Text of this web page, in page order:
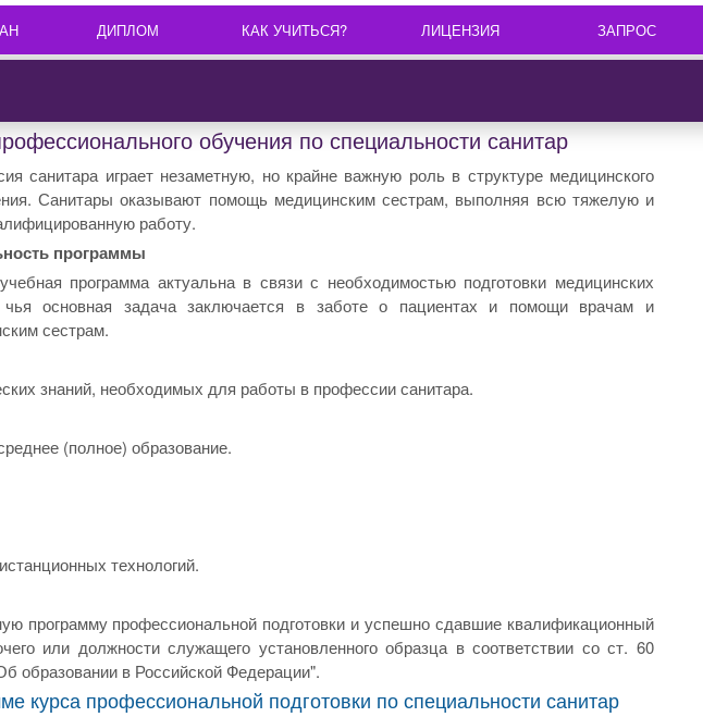
ДИПЛОМ КАК УЧИТЬСЯ? ЛИЦЕНЗИЯ ЗАПРОС
обучения по специальности санитар
санитара играет незаметную, но крайне важную роль в структуре медицинского
Санитары оказывают помощь медицинским сестрам, выполняя всю тяжелую и
работу.
программы
программа актуальна в связи с необходимостью подготовки медицинских
чья основная задача заключается в заботе о пациентах и помощи врачам и
сестрам.
знаний, необходимых для работы в профессии санитара.
(полное) образование.
технологий.
программу профессиональной подготовки и успешно сдавшие квалификационный
или должности служащего установленного образца в соответствии со ст. 60
образовании в Российской Федерации".
курса профессиональной подготовки по специальности санитар